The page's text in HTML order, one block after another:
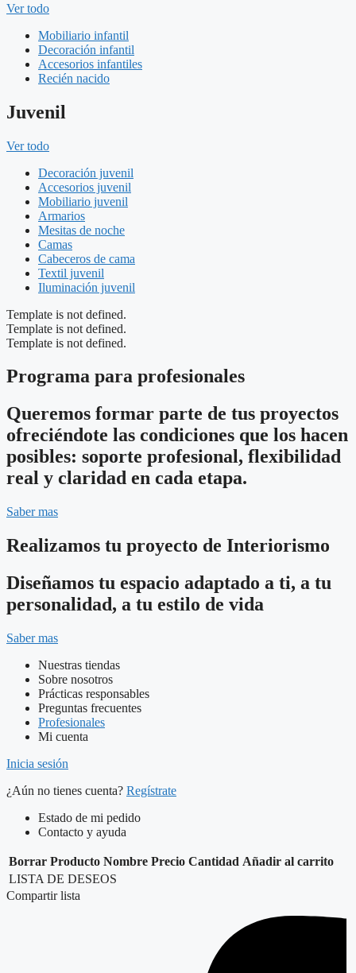
Ver todo
Mobiliario infantil
Decoración infantil
Accesorios infantiles
Recién nacido
Juvenil
Ver todo
Decoración juvenil
Accesorios juvenil
Mobiliario juvenil
Armarios
Mesitas de noche
Camas
Cabeceros de cama
Textil juvenil
Iluminación juvenil
Template is not defined.
Template is not defined.
Template is not defined.
Programa para profesionales
Queremos formar parte de tus proyectos
ofreciéndote las condiciones que los hacen
posibles: soporte profesional, flexibilidad
real y claridad en cada etapa.
Saber mas
Realizamos tu proyecto de Interiorismo
Diseñamos tu espacio adaptado a ti, a tu
personalidad, a tu estilo de vida
Saber mas
Nuestras tiendas
Sobre nosotros
Prácticas responsables
Preguntas frecuentes
Profesionales
Mi cuenta
Inicia sesión
¿Aún no tienes cuenta? Regístrate
Estado de mi pedido
Contacto y ayuda
Borrar Producto Nombre Precio Cantidad Añadir al carrito
LISTA DE DESEOS
Compartir lista